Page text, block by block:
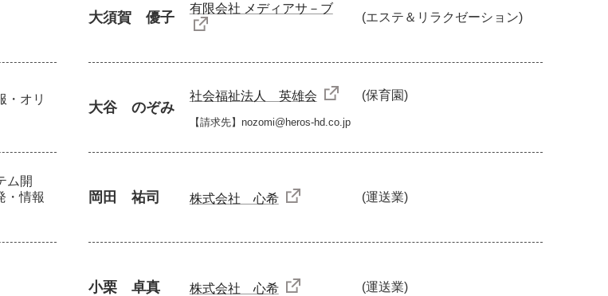
大須賀 優子
有限会社 メディアサ－ブ
(エステ＆リラクゼーション)
・オリ
大谷 のぞみ
社会福祉法人 英雄会 (保育園)
【請求先】nozomi@heros-hd.co.jp
ム開
・情報
岡田 祐司 株式会社 心希 (運送業)
小栗 卓真 株式会社 心希 (運送業)